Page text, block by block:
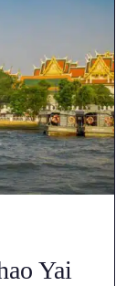
Yai